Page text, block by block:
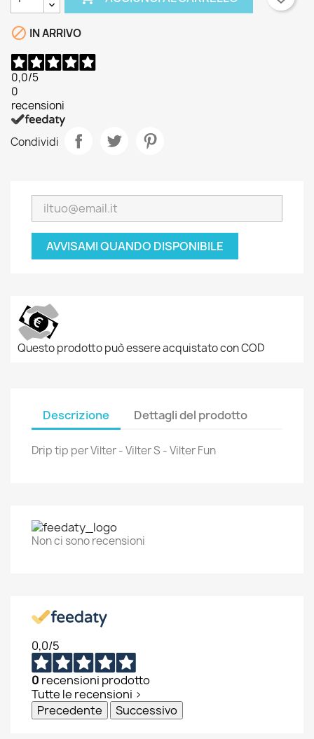
Aggiungi alla lista dei desideri
add_circle_outline Create new list
Crea lista dei desideri
Nome lista dei desideri
Accedi
Devi avere effettuato l'accesso per salvare dei
prodotti nella tua lista dei desideri.
 IN ARRIVO
0,0/5
0
recensioni
Condividi
AVVISAMI QUANDO DISPONIBILE
Questo prodotto può essere acquistato con COD
Descrizione Dettagli del prodotto
Drip tip per Vilter - Vilter S - Vilter Fun
Non ci sono recensioni
0,0/5
0 recensioni prodotto
Tutte le recensioni >
Precedente
Successivo